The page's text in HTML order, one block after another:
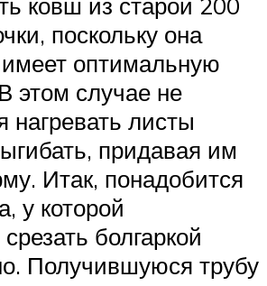
поскольку она
оптимальную
этом случае не
нагревать листы
придавая им
Итак, понадобится
у которой
болгаркой
Получившуюся трубу